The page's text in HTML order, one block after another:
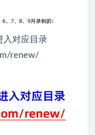
入对应目录
renew/